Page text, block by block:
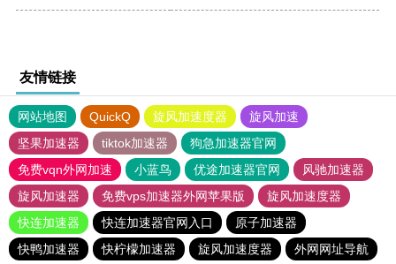
友情链接
网站地图 QuickQ 旋风加速度器
旋风加速
坚果加速器
tiktok加速器
狗急加速器官网
免费vqn外网加速
小蓝鸟 优途加速器官网
风驰加速器
旋风加速器
免费vps加速器外网苹果版
旋风加速度器
快连加速器
快连加速器官网入口
原子加速器
快鸭加速器
快柠檬加速器 旋风加速度器
外网网址导航